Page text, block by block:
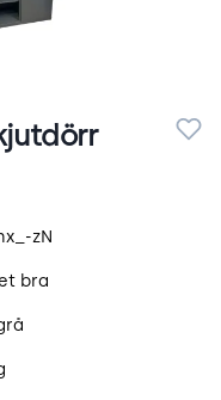
zN
bra